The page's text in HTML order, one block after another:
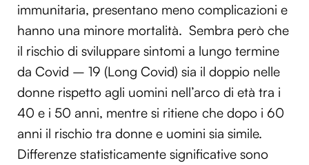
immunitaria, presentano meno complicazioni e
hanno una minore mortalità. Sembra però che
il rischio di sviluppare sintomi a lungo termine
da Covid – 19 (Long Covid) sia il doppio nelle
donne rispetto agli uomini nell’arco di età tra i
40 e i 50 anni, mentre si ritiene che dopo i 60
anni il rischio tra donne e uomini sia simile.
Differenze statisticamente significative sono